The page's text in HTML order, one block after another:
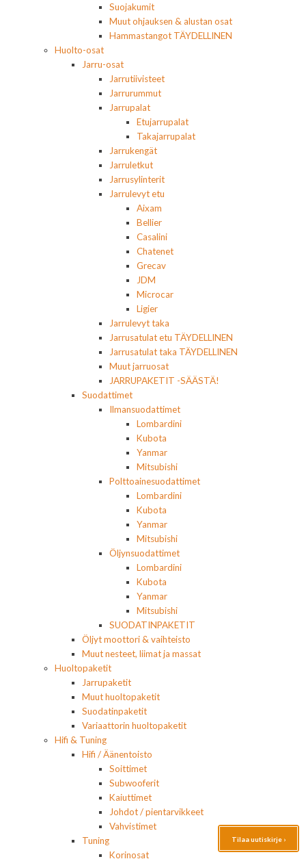
Suojakumit
Muut ohjauksen & alustan osat
Hammastangot TÄYDELLINEN
Huolto-osat
Jarru-osat
Jarrutiivisteet
Jarrurummut
Jarrupalat
Etujarrupalat
Takajarrupalat
Jarrukengät
Jarruletkut
Jarrusylinterit
Jarrulevyt etu
Aixam
Bellier
Casalini
Chatenet
Grecav
JDM
Microcar
Ligier
Jarrulevyt taka
Jarrusatulat etu TÄYDELLINEN
Jarrusatulat taka TÄYDELLINEN
Muut jarruosat
JARRUPAKETIT -SÄÄSTÄ!
Suodattimet
Ilmansuodattimet
Lombardini
Kubota
Yanmar
Mitsubishi
Polttoainesuodattimet
Lombardini
Kubota
Yanmar
Mitsubishi
Öljynsuodattimet
Lombardini
Kubota
Yanmar
Mitsubishi
SUODATINPAKETIT
Öljyt moottori & vaihteisto
Muut nesteet, liimat ja massat
Huoltopaketit
Jarrupaketit
Muut huoltopaketit
Suodatinpaketit
Variaattorin huoltopaketit
Hifi & Tuning
Hifi / Äänentoisto
Soittimet
Subwooferit
Kaiuttimet
Johdot / pientarvikkeet
Vahvistimet
Tuning
Korinosat
Tilaa uutiskirje ›